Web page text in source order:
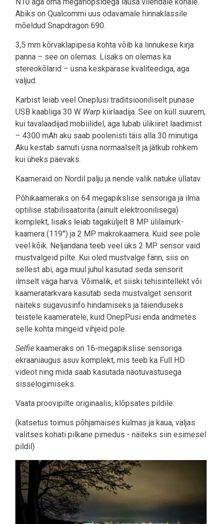
Abiks on Qualcommi uus odavamale hinnaklassile
mõeldud Snapdragon 690.
3,5 mm kõrvaklapipesa kohta võib ka linnukese kirja
panna – see on olemas. Lisaks on olemas ka
stereokõlarid – üsna keskpärase kvaliteediga, aga
valjud.
Karbist leiab veel Oneplusi traditsiooniliselt punase
USB kaabliga 30 W Warp kiirlaadija. See on küll suurem,
kui tavalaadijad mobiilidel, aga lubab ülikiiret laadimist
– 4300 mAh aku saab poolenisti täis alla 30 minutiga.
Aku kestab samuti üsna normaalselt ja jätkub rohkem
kui üheks päevaks.
Kaameraid on Nordil palju ja nende valik natuke üllatav.
Põhikaameraks on 64 megapikslise sensoriga ja ilma
optilise stabilisaatorita (ainult elektroonilisega)
komplekt, lisaks leiab tagaküljelt 8 MP ülilainurk-
kaamera (119°) ja 2 MP makrokaamera. Kuid see pole
veel kõik. Neljandana teeb veel üks 2 MP sensor vaid
mustvalgeid pilte. Kui oled mustvalge fänn, siis on
sellest abi, aga muul juhul kasutad seda sensorit
ilmselt väga harva. Võimalik, et siiski tehisintellekt või
kaameratarkvara kasutab seda mustvalget sensorit
näiteks sügavusinfo hindamiseks ja täienduseks
teistele kaameratele, kuid OnepPusi enda andmetes
selle kohta mingeid vihjeid pole.
Selfie kaameraks on 16-megapikslise sensoriga
ekraaniaugus asuv komplekt, mis teeb ka Full HD
videot ning mida saab kasutada näotuvastusega
sisselogimiseks.
Vaata proovipilte originaalis, klõpsates pildile:
(katsetus toimus põhjamaises külmas ja kaua, väljas
valitses kohati pilkane pimedus - näiteks siin esimesel
pildil)